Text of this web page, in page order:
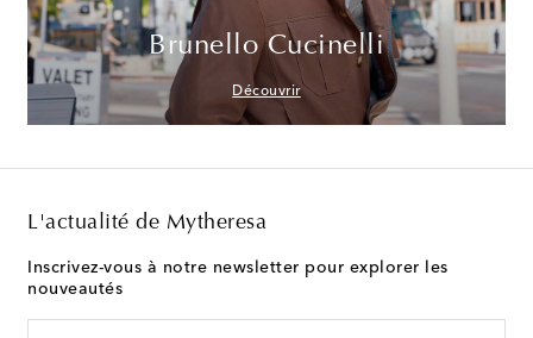
Brunello Cucinelli
Découvrir
L'actualité de Mytheresa
Inscrivez-vous à notre newsletter pour explorer les
nouveautés